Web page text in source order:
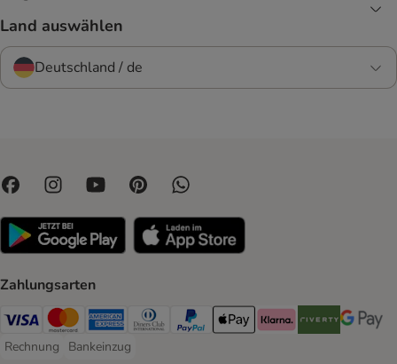
Land auswählen
Deutschland / de
Zahlungsarten
Visa Payment Method
Mastercard Payment Method
American Express Payment Method
Diners Club Payment Method
PayPal Payment Method
Apple Pay Payment Method
Klarna Payment Method
Riverty Payment
Google
Rechnung
Rechnung Payment Method
Bankeinzug
Bankeinzug Payment Method